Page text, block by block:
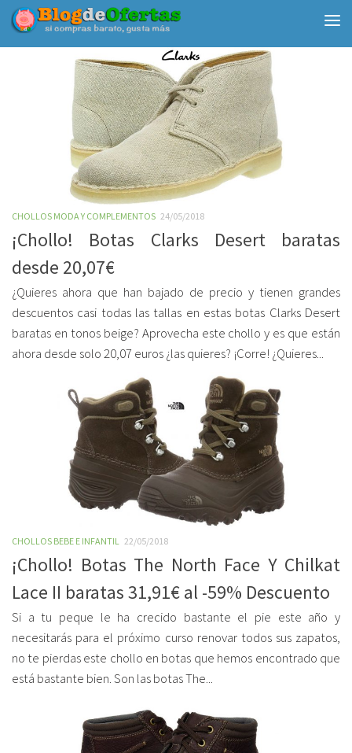
Debajo del contenido
CHOLLOS MODA Y COMPLEMENTOS 24/05/2018
¡Chollo! Botas Clarks Desert baratas
desde 20,07€
¿Quieres ahora que han bajado de precio y tienen grandes
descuentos casi todas las tallas en estas botas Clarks Desert
baratas en tonos beige? Aprovecha este chollo y es que están
ahora desde solo 20,07 euros ¿las quieres? ¡Corre! ¿Quieres...
CHOLLOS BEBE E INFANTIL 22/05/2018
¡Chollo! Botas The North Face Y Chilkat
Lace II baratas 31,91€ al -59% Descuento
Si a tu peque le ha crecido bastante el pie este año y
necesitarás para el próximo curso renovar todos sus zapatos,
no te pierdas este chollo en botas que hemos encontrado que
está bastante bien. Son las botas The...